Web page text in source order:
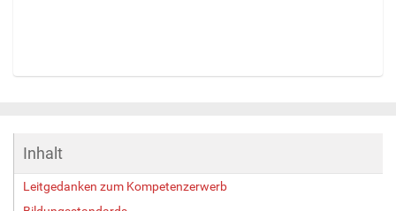
B
i
l
Inhalt
Leitgedanken zum Kompetenzerwerb